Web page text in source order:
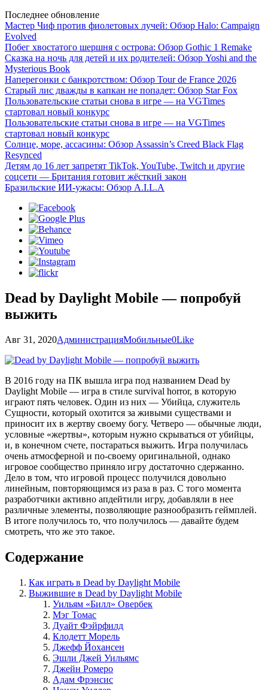
Последнее обновление
Мастер Чиф против фиолетовых лучей: Обзор Halo: Campaign
Evolved
Побег хвостатого шершня с острова: Обзор Gothic 1 Remake
Сказка на ночь для детей и их родителей: Обзор Yoshi and the
Mysterious Book
Наперегонки с банкротством: Обзор Tour de France 2026
Старый лис дважды в капкан не попадет: Обзор Star Fox
Пользовательские статьи снова в игре — на VGTimes
стартовал новый конкурс
Пользовательские статьи снова в игре — на VGTimes
стартовал новый конкурс
Солнце, море, ассасины: Обзор Assassin’s Creed Black Flag
Resynced
Детям до 16 лет запретят TikTok, YouTube, Twitch и другие
соцсети — Британия готовит жёсткий закон
Бразильские ИИ-ужасы: Обзор A.I.L.A
Dead by Daylight Mobile — попробуй
выжить
Авг 31, 2020АдминистрацияМобильные0Like
В 2016 году на ПК вышла игра под названием Dead by
Daylight Mobile — игра в стиле survival horror, в которую
играют пять человек. Один из них — Убийца, служитель
Сущности, который охотится за живыми существами и
приносит их в жертву своему богу. Четверо — обычные люди,
условные «жертвы», которым нужно скрываться от убийцы,
и, в конечном счете, постараться выжить. Игра получилась
очень атмосферной и по-своему оригинальной, однако
игровое сообщество приняло игру достаточно сдержанно.
Дело в том, что игровой процесс получился довольно
линейным, повторяющимся из раза в раз. С того момента
разработчики активно апдейтили игру, добавляли в нее
различные элементы, позволяющие разнообразить геймплей.
В итоге получилось то, что получилось — давайте будем
смотреть, что же это такое.
Содержание
Как играть в Dead by Daylight Mobile
Выжившие в Dead by Daylight Mobile
Уильям «Билл» Овербек
Мэг Томас
Дуайт Фэйрфилд
Клодетт Морель
Джефф Йохансен
Эшли Джей Уильямс
Джейн Ромеро
Адам Фрэнсис